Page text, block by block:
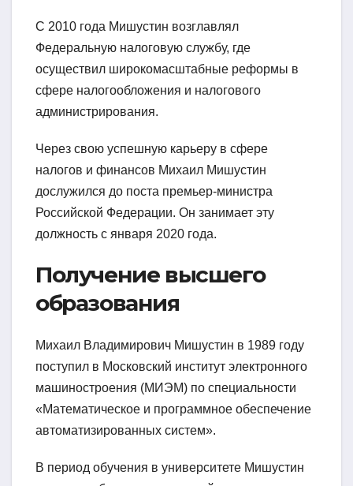
С 2010 года Мишустин возглавлял
Федеральную налоговую службу, где
осуществил широкомасштабные реформы в
сфере налогообложения и налогового
администрирования.
Через свою успешную карьеру в сфере
налогов и финансов Михаил Мишустин
дослужился до поста премьер-министра
Российской Федерации. Он занимает эту
должность с января 2020 года.
Получение высшего
образования
Михаил Владимирович Мишустин в 1989 году
поступил в Московский институт электронного
машиностроения (МИЭМ) по специальности
«Математическое и программное обеспечение
автоматизированных систем».
В период обучения в университете Мишустин